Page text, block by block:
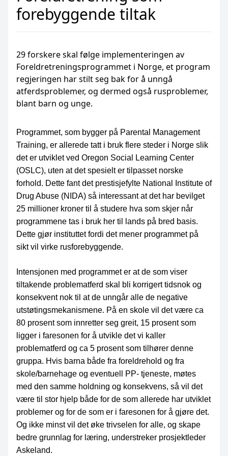
forebyggende tiltak
29 forskere skal følge implementeringen av
Foreldretreningsprogrammet i Norge, et program
regjeringen har stilt seg bak for å unngå
atferdsproblemer, og dermed også rusproblemer,
blant barn og unge.
Programmet, som bygger på Parental Management
Training, er allerede tatt i bruk flere steder i Norge slik
det er utviklet ved Oregon Social Learning Center
(OSLC), uten at det spesielt er tilpasset norske
forhold. Dette fant det prestisjefylte National Institute of
Drug Abuse (NIDA) så interessant at det har bevilget
25 millioner kroner til å studere hva som skjer når
programmene tas i bruk her til lands på bred basis.
Dette gjør instituttet fordi det mener programmet på
sikt vil virke rusforebyggende.
Intensjonen med programmet er at de som viser
tiltakende problematferd skal bli korrigert tidsnok og
konsekvent nok til at de unngår alle de negative
utstøtingsmekanismene. På en skole vil det være ca
80 prosent som innretter seg greit, 15 prosent som
ligger i faresonen for å utvikle det vi kaller
problematferd og ca 5 prosent som tilhører denne
gruppa. Hvis barna både fra foreldrehold og fra
skole/barnehage og eventuell PP- tjeneste, møtes
med den samme holdning og konsekvens, så vil det
være til stor hjelp både for de som allerede har utviklet
problemer og for de som er i faresonen for å gjøre det.
Og ikke minst vil det øke trivselen for alle, og skape
bedre grunnlag for læring, understreker prosjektleder
Askeland.